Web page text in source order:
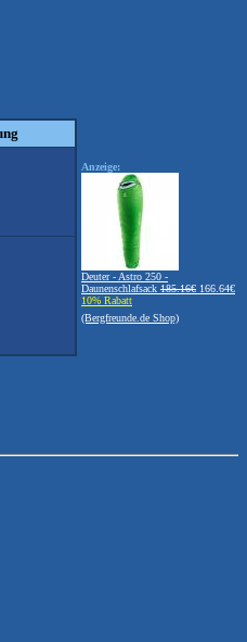
Anzeige:
Deuter - Astro 250 -
Daunenschlafsack 185.16€ 166.64€
10% Rabatt
(Bergfreunde.de Shop)